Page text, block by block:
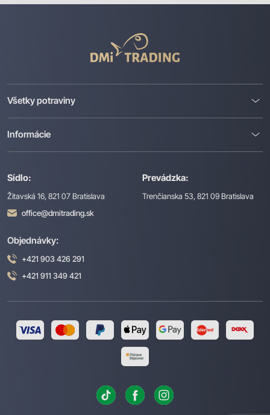
Trading
Sídlo:
Žitavská 16, 821 07 Bratislava
office@dmitrading.sk
Prevádzka:
Trenčianska 53, 821 09 Bratislava
Všetky potraviny
Informácie
Objednávky:
+421 903 426 291
+421 911 349 421